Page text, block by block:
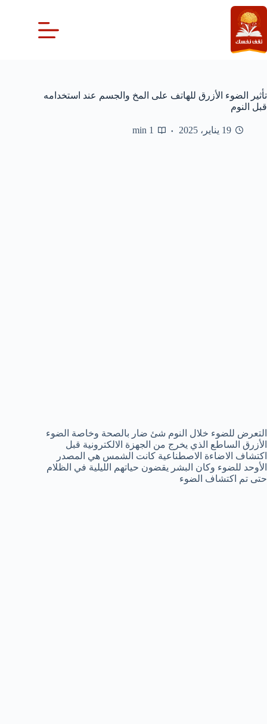
التجاوز
إلى
المحتوى
تأثير الضوء الأزرق للهاتف على المخ والجسم عند استخدامه
قبل النوم
19 يناير، 2025 1 min
التعرض للضوء خلال النوم شئ ضار بالصحة وخاصة الضوء
الأزرق الساطع الذي يخرج من الجهزة الالكترونية قبل
اكتشاف الاضاءة الاصطناعية كانت الشمس هي المصدر
الأوحد للضوء وكان البشر يقضون حياتهم الليلية في الظلام
حتى تم اكتشاف الضوء